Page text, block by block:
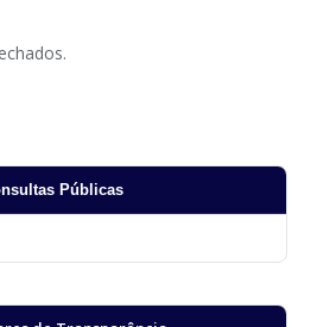
Públicas